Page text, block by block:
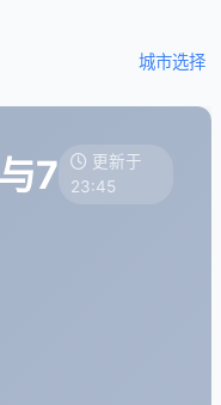
城市选择
7
更新于
23:45